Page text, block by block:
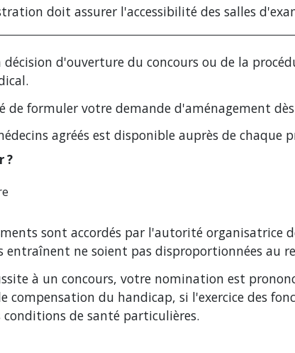
doit assurer l'accessibilité des salles
décision d'ouverture du concours ou de la
de formuler votre demande d'aménagement
agréés est disponible auprès de chaque
?
sont accordés par l'autorité organisatrice
entraînent ne soient pas disproportionnées au
à un concours, votre nomination est
compensation du handicap, si l'exercice des
conditions de santé particulières.